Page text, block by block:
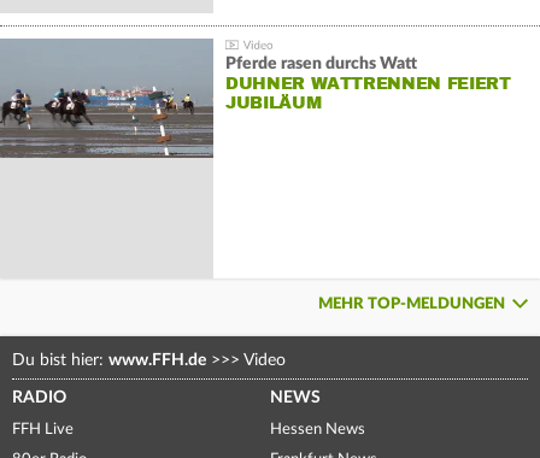
Pferde rasen durchs Watt
DUHNER WATTRENNEN FEIERT
JUBILÄUM
MEHR TOP-MELDUNGEN
Du bist hier: www.FFH.de >>> Video
RADIO
FFH Live
NEWS
Hessen News